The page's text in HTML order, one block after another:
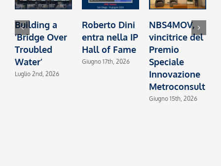
Building a
‘Bridge Over
Troubled
Water’
Luglio 2nd, 2026
Roberto Dini
entra nella IP
Hall of Fame
Giugno 17th, 2026
NBS4MOV,
vincitrice del
Premio
Speciale
Innovazione
Metroconsult
Giugno 15th, 2026